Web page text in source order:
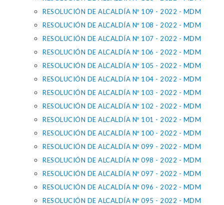
RESOLUCIÓN DE ALCALDÍA Nº 109 - 2022 - MDM
RESOLUCIÓN DE ALCALDÍA Nº 108 - 2022 - MDM
RESOLUCIÓN DE ALCALDÍA Nº 107 - 2022 - MDM
RESOLUCIÓN DE ALCALDÍA Nº 106 - 2022 - MDM
RESOLUCIÓN DE ALCALDÍA Nº 105 - 2022 - MDM
RESOLUCIÓN DE ALCALDÍA Nº 104 - 2022 - MDM
RESOLUCIÓN DE ALCALDÍA Nº 103 - 2022 - MDM
RESOLUCIÓN DE ALCALDÍA Nº 102 - 2022 - MDM
RESOLUCIÓN DE ALCALDÍA Nº 101 - 2022 - MDM
RESOLUCIÓN DE ALCALDÍA Nº 100 - 2022 - MDM
RESOLUCIÓN DE ALCALDÍA Nº 099 - 2022 - MDM
RESOLUCIÓN DE ALCALDÍA Nº 098 - 2022 - MDM
RESOLUCIÓN DE ALCALDÍA Nº 097 - 2022 - MDM
RESOLUCIÓN DE ALCALDÍA Nº 096 - 2022 - MDM
RESOLUCIÓN DE ALCALDÍA Nº 095 - 2022 - MDM